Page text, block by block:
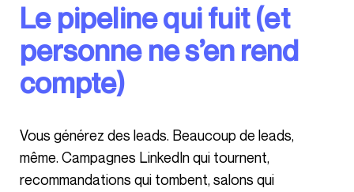
Le pipeline qui fuit (et
personne ne s’en rend
compte)
Vous générez des leads. Beaucoup de leads,
même. Campagnes LinkedIn qui tournent,
recommandations qui tombent, salons qui